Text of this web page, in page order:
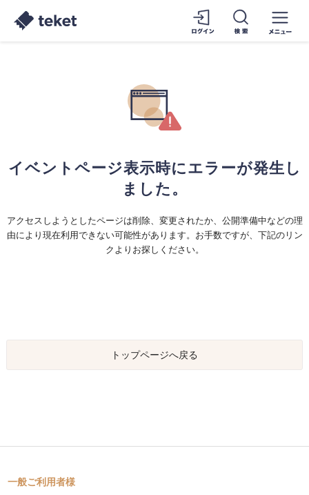
イベントページ表示時にエラーが発生し
ました。
アクセスしようとしたページは削除、変更されたか、公開準備中などの理
由により現在利用できない可能性があります。お手数ですが、下記のリン
クよりお探しください。
トップページへ戻る
一般ご利用者様